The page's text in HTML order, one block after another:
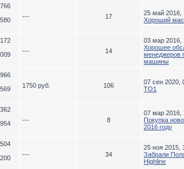
--- 17
25 май 2016,
Хороший
--- 14
03 мар 2016,
Хорошее
менеджеров
машины
1750 руб. 106
07 сен 2020,
ТО1
--- 8
07 мар 2016,
Покупка
2016 году
--- 34
25 ноя 2015,
Забрали
Highline